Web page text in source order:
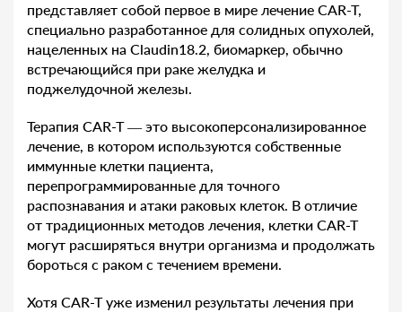
представляет собой первое в мире лечение CAR-T,
специально разработанное для солидных опухолей,
нацеленных на Claudin18.2, биомаркер, обычно
встречающийся при раке желудка и
поджелудочной железы.
Терапия CAR-T — это высокоперсонализированное
лечение, в котором используются собственные
иммунные клетки пациента,
перепрограммированные для точного
распознавания и атаки раковых клеток. В отличие
от традиционных методов лечения, клетки CAR-T
могут расширяться внутри организма и продолжать
бороться с раком с течением времени.
Хотя CAR-T уже изменил результаты лечения при